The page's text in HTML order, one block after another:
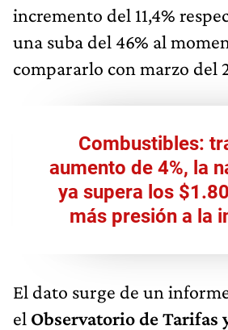
incremento del 11,4%
una suba del 46% al
compararlo con marzo del
Combustibles:
aumento de 4%, la
ya supera los
más presión a la
El dato surge de un
el Observatorio de Tarifas